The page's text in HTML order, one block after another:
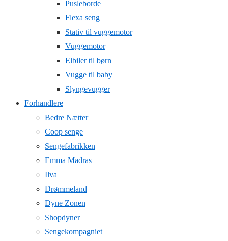
Pusleborde
Flexa seng
Stativ til vuggemotor
Vuggemotor
Elbiler til børn
Vugge til baby
Slyngevugger
Forhandlere
Bedre Nætter
Coop senge
Sengefabrikken
Emma Madras
Ilva
Drømmeland
Dyne Zonen
Shopdyner
Sengekompagniet